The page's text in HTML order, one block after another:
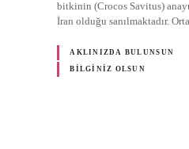
bitkinin (Crocos Savitus)
İran olduğu sanılmaktadır.
AKLINIZDA BULUNSUN
BILGINIZ OLSUN